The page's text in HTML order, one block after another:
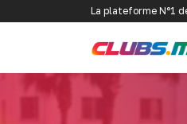
La plateforme N°1